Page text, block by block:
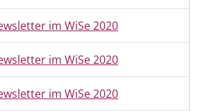
im WiSe 2020
im WiSe 2020
im WiSe 2020